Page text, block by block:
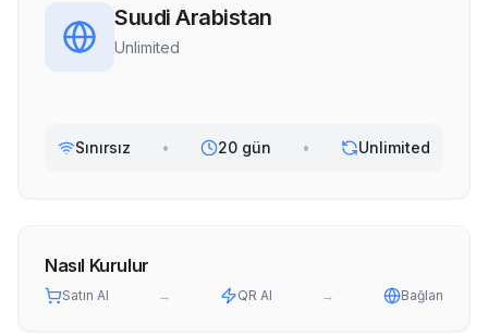
Suudi Arabistan
Unlimited
Sınırsız • 20 gün • Unlimited
Nasıl Kurulur
Satın Al → QR Al → Bağlan